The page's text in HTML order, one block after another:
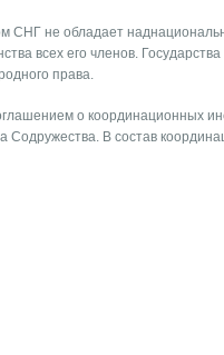
СНГ не обладает
всех его членов.
права.
о координационных
Содружества. В состав